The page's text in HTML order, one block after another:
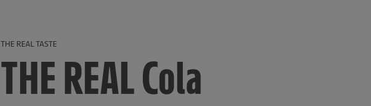
THE REAL TASTE
THE REAL Cola